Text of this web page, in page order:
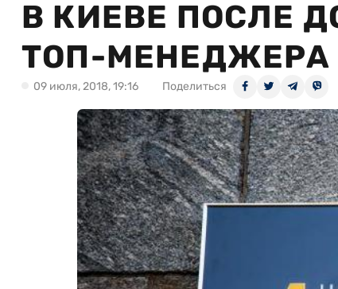
В КИЕВЕ ПОСЛЕ
ТОП-МЕНЕДЖЕРА
09 июля, 2018, 19:16 Поделиться